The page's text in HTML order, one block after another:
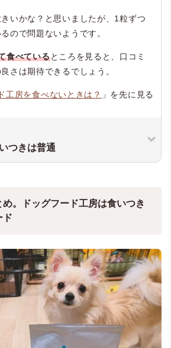
いかな？と思いましたが、1粒ずつ
ので問題ないようです。
食べているところを見ると、口コミ
さは期待できるでしょう。
工房を食べないときは？ 」を先に見る
つきは普通
。ドッグフード工房は食いつき
ド